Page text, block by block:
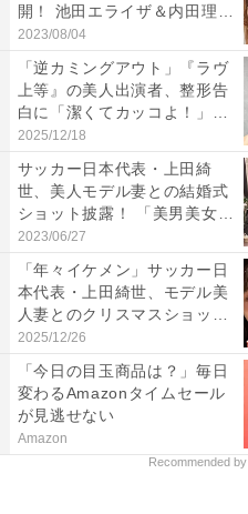
開！ 池田エライザ＆内田理
央...
2023/08/04
「逆カミングアウト」『ラヴ
上等』の美人出演者、整形告
白に「潔くてカッコよ！」
「好...
2025/12/18
サッカー日本代表・上田綺
世、美人モデル妻との結婚式
ショット披露！ 「美男美女」
「...
2023/06/27
「年々イケメン」サッカー日
本代表・上田綺世、モデル美
人妻とのクリスマスショット
に...
2025/12/26
「今日の目玉商品は？」毎日
変わるAmazonタイムセール
が見逃せない
Amazon
Recommended by